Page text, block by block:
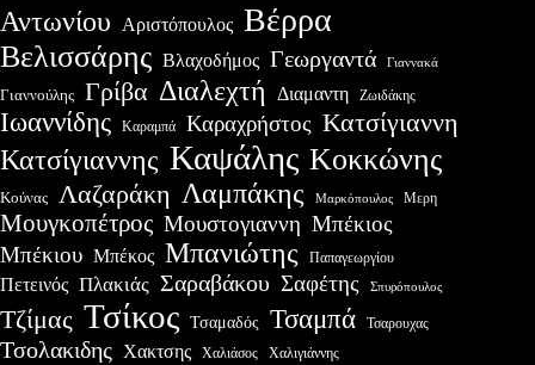
Αντωνίου Αριστόπουλος Βέρρα
Βελισσάρης Βλαχοδήμος Γεωργαντά Γιαννακά
Γιαννούλης Γρίβα Διαλεχτή Διαμαντη Ζωιδάκης
Ιωαννίδης Καραμπά Καραχρήστος Κατσίγιαννη
Κατσίγιαννης Καψάλης Κοκκώνης
Κούνας Λαζαράκη Λαμπάκης Μαρκόπουλος Μερη
Μουγκοπέτρος Μουστογιαννη Μπέκιος
Μπέκιου Μπέκος Μπανιώτης Παπαγεωργίου
Πετεινός Πλακιάς Σαραβάκου Σαφέτης Σπυρόπουλος
Τζίμας Τσίκος Τσαμαδός Τσαμπά Τσαρουχας
Τσολακιδης Χακτσης Χαλιάσος Χαλιγιάννης